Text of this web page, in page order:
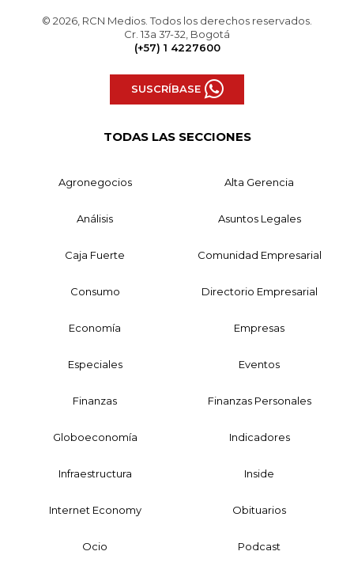
© 2026, RCN Medios. Todos los derechos reservados.
Cr. 13a 37-32, Bogotá
(+57) 1 4227600
SUSCRÍBASE
TODAS LAS SECCIONES
Agronegocios Alta Gerencia
Análisis Asuntos Legales
Caja Fuerte Comunidad Empresarial
Consumo Directorio Empresarial
Economía Empresas
Especiales Eventos
Finanzas Finanzas Personales
Globoeconomía Indicadores
Infraestructura Inside
Internet Economy Obituarios
Ocio Podcast